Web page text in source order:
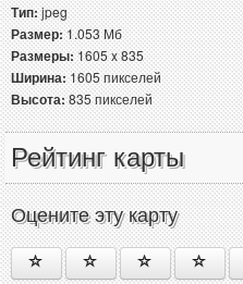
Тип:jpeg
Размер:1.053 Мб
Размеры:1605 x 835
Ширина:1605 пикселей
Высота:835 пикселей
Рейтинг карты
Оцените эту карту